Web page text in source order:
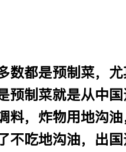
数都是预制菜，
预制菜就是从中
料，炸物用地沟
不吃地沟油，出国